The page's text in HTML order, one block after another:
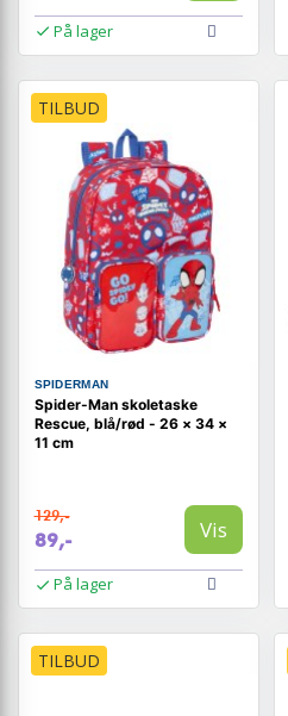
På lager
TILBUD
SPIDERMAN
Spider-Man skoletaske
Rescue, blå/rød - 26 × 34 ×
11 cm
129,-
89,- Vis
På lager
TILBUD